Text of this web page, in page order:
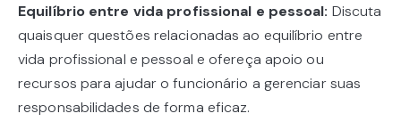
Equilíbrio entre vida profissional e pessoal: Discuta
quaisquer questões relacionadas ao equilíbrio entre
vida profissional e pessoal e ofereça apoio ou
recursos para ajudar o funcionário a gerenciar suas
responsabilidades de forma eficaz.